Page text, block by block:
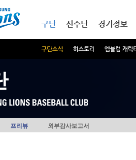
구단
구단소식 히스토리 엠블럼 캐릭
선수단 경기정보
프리뷰 외부감사보고서